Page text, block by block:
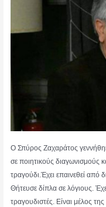
Ο Σπύρος Ζαχαράτος
σε ποιητικούς διαγωνισμούς
τραγούδι.Έχει επαινεθεί από
Θήτευσε δίπλα σε λόγιους.
τραγουδιστές. Είναι μέλος